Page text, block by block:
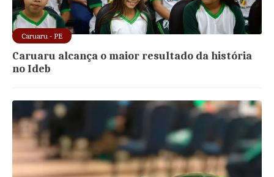
Caruaru - PE
Caruaru alcança o maior resultado da história
no Ideb